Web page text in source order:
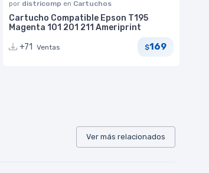
por districomp en Cartuchos
Cartucho Compatible Epson T195
Magenta 101 201 211 Ameriprint
+71
Ventas $169
Ver más relacionados